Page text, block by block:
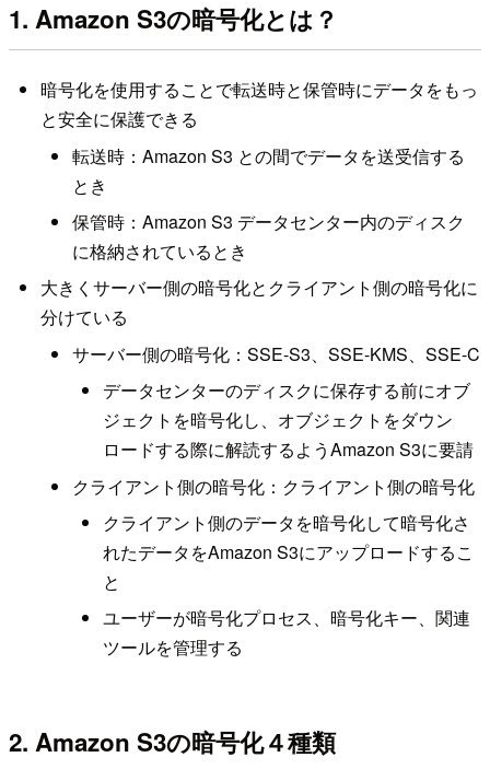
1. Amazon S3の暗号化とは？
暗号化を使用することで転送時と保管時にデータをもっ
と安全に保護できる
転送時：Amazon S3 との間でデータを送受信する
とき
保管時：Amazon S3 データセンター内のディスク
に格納されているとき
大きくサーバー側の暗号化とクライアント側の暗号化に
分けている
サーバー側の暗号化：SSE-S3、SSE-KMS、SSE-C
データセンターのディスクに保存する前にオブ
ジェクトを暗号化し、オブジェクトをダウン
ロードする際に解読するようAmazon S3に要請
クライアント側の暗号化：クライアント側の暗号化
クライアント側のデータを暗号化して暗号化さ
れたデータをAmazon S3にアップロードするこ
と
ユーザーが暗号化プロセス、暗号化キー、関連
ツールを管理する
2. Amazon S3の暗号化４種類